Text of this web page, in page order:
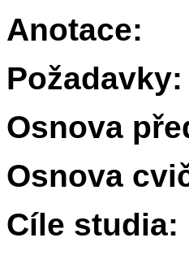
Anotace:
Požadavky:
Osnova
Osnova
Cíle studia: